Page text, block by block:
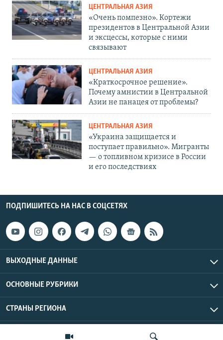
ЦЕНТРАЛЬНАЯ АЗИЯ
«Очень помпезно». Кортежи
президентов в Центральной Азии
и эксцессы, которые с ними
связывают
ЦЕНТРАЛЬНАЯ АЗИЯ
«Краткосрочное решение».
Почему амнистии в Центральной
Азии не панацея от проблемы?
ЦЕНТРАЛЬНАЯ АЗИЯ
«Украина защищается и
поступает правильно». Мигранты
— о топливном кризисе в России
и его последствиях
ПОДПИШИТЕСЬ НА НАС В СОЦСЕТЯХ
ВЫХОДНЫЕ ДАННЫЕ
ОСНОВНЫЕ РУБРИКИ
СТРАНЫ РЕГИОНА
Азаттык Азия © 2026 RFE/RL, Inc. | Все права защищены.